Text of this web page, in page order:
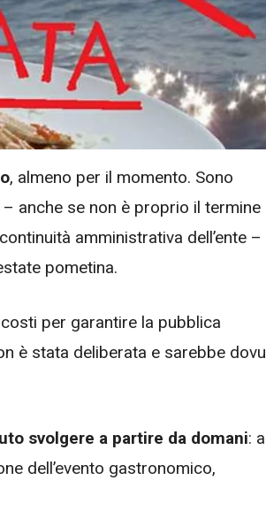
, almeno per il momento. Sono
anche se non è proprio il termine
amministrativa dell’ente –
pometina.
per garantire la pubblica
è stata deliberata e sarebbe
svolgere a partire da domani: a
dell’evento gastronomico,